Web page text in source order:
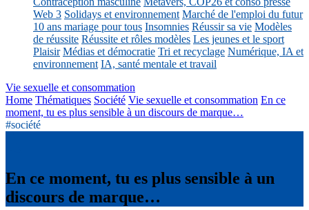
Web 3 Solidays et environnement Marché de l'emploi du futur
10 ans mariage pour tous Insomnies Réussir sa vie Modèles
de réussite Réussite et rôles modèles Les jeunes et le sport
Plaisir Médias et démocratie Tri et recyclage Numérique, IA et
environnement IA, santé mentale et travail
Vie sexuelle et consommation
Home Thématiques Société Vie sexuelle et consommation En ce
moment, tu es plus sensible à un discours de marque…
#société
En ce moment, tu es plus sensible à un
discours de marque…